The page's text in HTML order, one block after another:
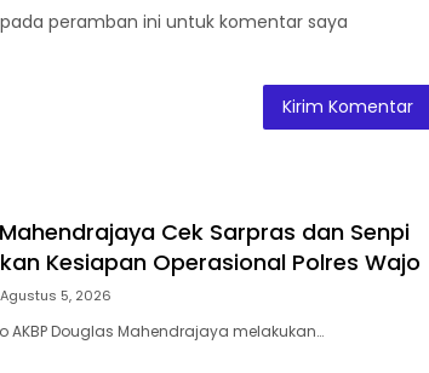
peramban ini untuk komentar saya
Cek Sarpras dan Senpi
Kesiapan Operasional Polres Wajo
Agustus 5, 2026
AKBP Douglas Mahendrajaya melakukan…